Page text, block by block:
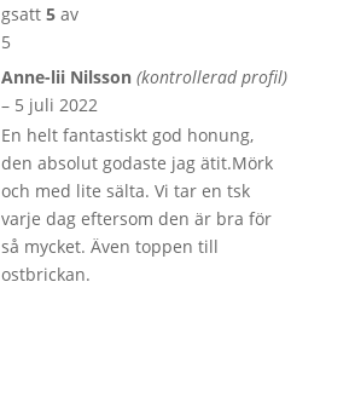
gsatt 5av
5
Anne-lii Nilsson (kontrollerad profil)
– 5 juli 2022
En helt fantastiskt god honung,
den absolut godaste jag ätit.Mörk
och med lite sälta. Vi tar en tsk
varje dag eftersom den är bra för
så mycket. Även toppen till
ostbrickan.